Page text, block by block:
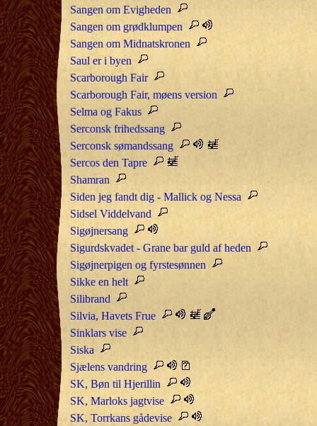
Sangen om Evigheden
Sangen om grødklumpen
Sangen om Midnatskronen
Saul er i byen
Scarborough Fair
Scarborough Fair, møens version
Selma og Fakus
Serconsk frihedssang
Serconsk sømandssang
Sercos den Tapre
Shamran
Siden jeg fandt dig - Mallick og Nessa
Sidsel Viddelvand
Sigøjnersang
Sigurdskvadet - Grane bar guld af heden
Sigøjnerpigen og fyrstesønnen
Sikke en helt
Silibrand
Silvia, Havets Frue
Sinklars vise
Siska
Sjælens vandring
SK, Bøn til Hjerillin
SK, Marloks jagtvise
SK, Torrkans gådevise